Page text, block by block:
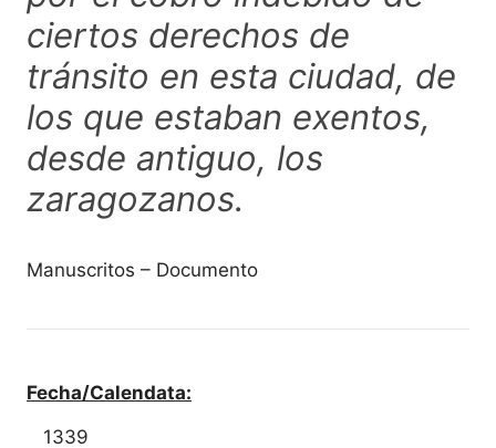
ciertos derechos de
tránsito en esta ciudad, de
los que estaban exentos,
desde antiguo, los
zaragozanos.
Manuscritos – Documento
Fecha/Calendata:
1339